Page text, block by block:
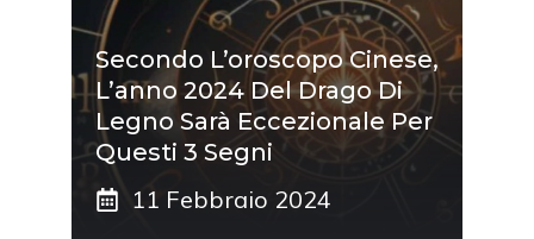
Secondo L’oroscopo Cinese,
L’anno 2024 Del Drago Di
Legno Sarà Eccezionale Per
Questi 3 Segni
11 Febbraio 2024